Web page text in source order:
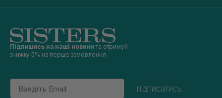
Підпишись на наші новини та отримуй
знижку 5% на перше замовлення
Email
підписатись